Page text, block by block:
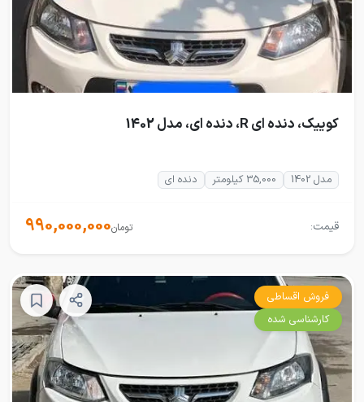
کوییک، دنده ای R، دنده ای، مدل 1402
مدل 1402 35,000 کیلومتر دنده ای
قیمت: 990,000,000تومان
فروش اقساطی
کارشناسی شده